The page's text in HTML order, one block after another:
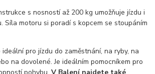
s nosností až 200 kg umožňuje jízdu i
Síla motoru si poradí s kopcem se stoupáním
ideální pro jízdu do zaměstnání, na ryby, na
na dovolené. Je ideálním pomocníkem pro
pohybu.V Balení najdete také